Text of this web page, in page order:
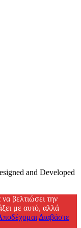
and Developed
βελτιώσει την
με αυτό, αλλά
Διαβάστε